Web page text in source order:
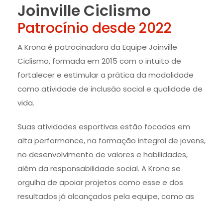
Joinville Ciclismo
Patrocínio desde 2022
A Krona é patrocinadora da Equipe Joinville
Ciclismo, formada em 2015 com o intuito de
fortalecer e estimular a prática da modalidade
como atividade de inclusão social e qualidade de
vida.
Suas atividades esportivas estão focadas em
alta performance, na formação integral de jovens,
no desenvolvimento de valores e habilidades,
além da responsabilidade social. A Krona se
orgulha de apoiar projetos como esse e dos
resultados já alcançados pela equipe, como as